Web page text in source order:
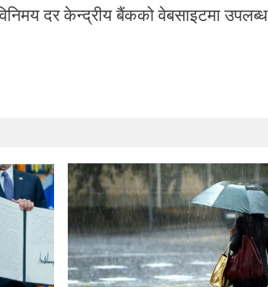
दर केन्द्रीय बैंकको वेबसाइटमा उपलब्ध